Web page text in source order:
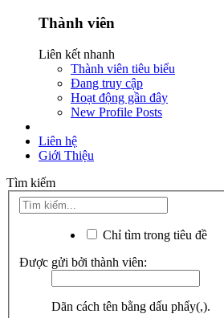
Thành viên
Liên kết nhanh
Thành viên tiêu biểu
Đang truy cập
Hoạt động gần đây
New Profile Posts
Liên hệ
Giới Thiệu
Tìm kiếm
Chỉ tìm trong tiêu đề
Được gửi bởi thành viên:
Dãn cách tên bằng dấu phẩy(,).